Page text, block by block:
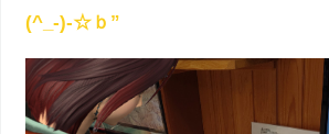
(^_-)-☆ｂ”